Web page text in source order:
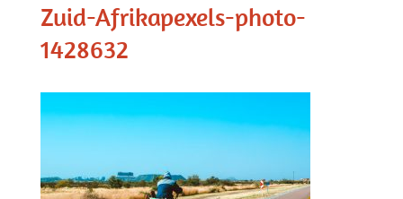
Zuid-Afrikapexels-photo-
1428632